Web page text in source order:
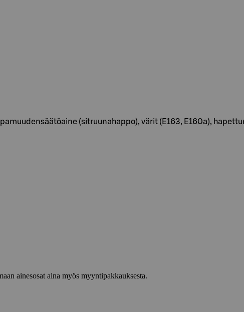
(sitruunahappo), värit (E163, E160a),
ainesosat aina myös myyntipakkauksesta.